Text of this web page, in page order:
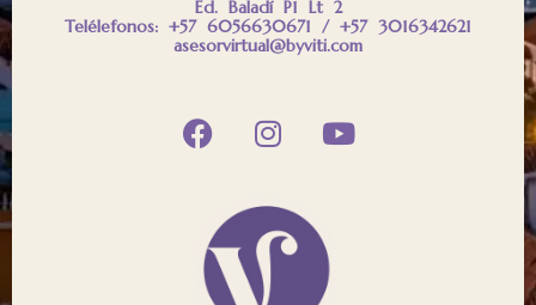
Ed. Baladí P1 Lt 2
Telélefonos: +57 6056630671 / +57 3016342621
asesorvirtual@byviti.com